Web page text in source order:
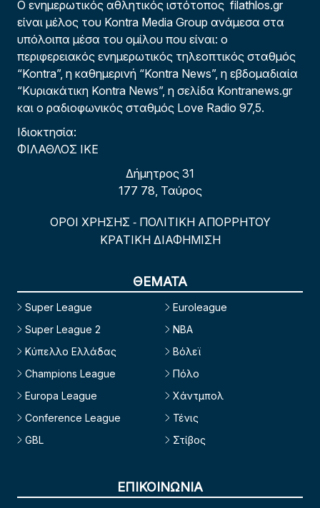
Ο ενημερωτικός αθλητικός ιστότοπος filathlos.gr
είναι μέλος του Kontra Media Group ανάμεσα στα
υπόλοιπα μέσα του ομίλου που είναι: ο
περιφερειακός ενημερωτικός τηλεοπτικός σταθμός
“Kontra”, η καθημερινή “Kontra News”, η εβδομαδιαία
“Κυριακάτικη Kontra News”, η σελίδα Kontranews.gr
και ο ραδιοφωνικός σταθμός Love Radio 97,5.
Ιδιοκτησία:
ΦΙΛΑΘΛΟΣ ΙΚΕ
Δήμητρος 31
177 78, Ταύρος
ΟΡΟΙ ΧΡΗΣΗΣ - ΠΟΛΙΤΙΚΗ ΑΠΟΡΡΗΤΟΥ
ΚΡΑΤΙΚΗ ΔΙΑΦΗΜΙΣΗ
ΘΕΜΑΤΑ
Super League
Super League 2
Κύπελλο Ελλάδας
Champions League
Europa League
Conference League
GBL
Euroleague
NBA
Βόλεϊ
Πόλο
Χάντμπολ
Τένις
Στίβος
ΕΠΙΚΟΙΝΩΝΙΑ